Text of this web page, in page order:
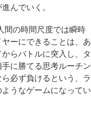
んでいく。
間の時間尺度では瞬時
ーにできることは、あ
らバトルに突入し、タ
に勝てる思考ルーチン
必ず負けるという、ラ
うなゲームになってい